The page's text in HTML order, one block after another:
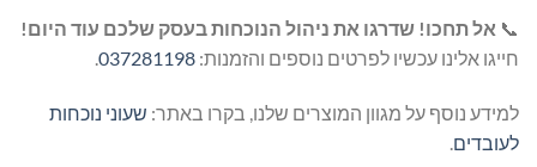
📞 אל תחכו! שדרגו את ניהול הנוכחות בעסק שלכם עוד היום!
חייגו אלינו עכשיו לפרטים נוספים והזמנות: 037281198
למידע נוסף על מגוון המוצרים שלנו, בקרו באתר: שעוני נוכחות
לעובדים